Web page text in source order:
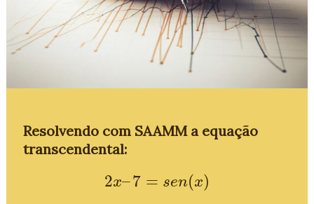
Resolvendo com SAAMM a equação
transcendental:
2x–7 = sen(x)
2x– 7=s en(x)